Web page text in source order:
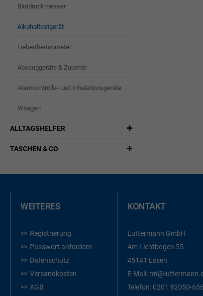
Blutdruckmesser
Alkoholtestgerät
Fieberthermometer
Absauggeräte & Zubehör
Atemkontrolle- und Inhalationsgeräte
Waagen
ALLTAGSHELFER
TASCHEN & CO
WEITERES
Registrierung
Passwort anfordern
Datenschutz
Versandkosten
AGB
KONTAKT
Luttermann GmbH
Am Lichtbogen 55
45141 Essen
E-Mail:
Telefon: 0201 82050-656